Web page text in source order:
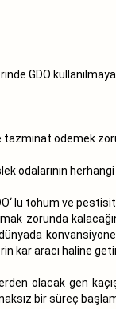
GDO
tazminat ödemek
odalarının
lu tohum ve
zorunda
kar aracı haline
olacak gen
bir süreç